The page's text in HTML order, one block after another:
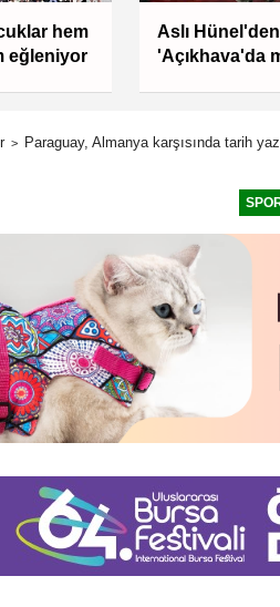
hem
eğleniyor
Aslı Hünel'den
'Açıkhava'da
Paraguay, Almanya karşısında tarih